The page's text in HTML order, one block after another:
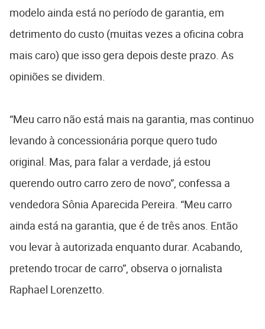
modelo ainda está no período de garantia, em
detrimento do custo (muitas vezes a oficina cobra
mais caro) que isso gera depois deste prazo. As
opiniões se dividem.
“Meu carro não está mais na garantia, mas continuo
levando à concessionária porque quero tudo
original. Mas, para falar a verdade, já estou
querendo outro carro zero de novo”, confessa a
vendedora Sônia Aparecida Pereira. “Meu carro
ainda está na garantia, que é de três anos. Então
vou levar à autorizada enquanto durar. Acabando,
pretendo trocar de carro”, observa o jornalista
Raphael Lorenzetto.